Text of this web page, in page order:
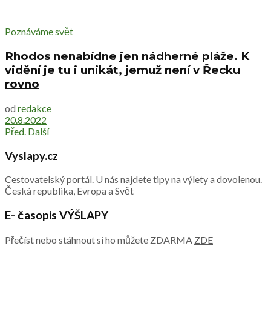
Poznáváme svět
Rhodos nenabídne jen nádherné pláže. K
vidění je tu i unikát, jemuž není v Řecku
rovno
od redakce
20.8.2022
Před. Další
Vyslapy.cz
Cestovatelský portál. U nás najdete tipy na výlety a dovolenou.
Česká republika, Evropa a Svět
E- časopis VÝŠLAPY
Přečíst nebo stáhnout si ho můžete ZDARMA ZDE